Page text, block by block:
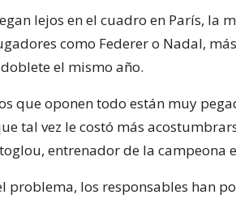
lejos en el cuadro en París, la
como Federer o Nadal,
el mismo año.
que oponen todo están muy
tal vez le costó más
entrenador de la campeona
problema, los responsables han